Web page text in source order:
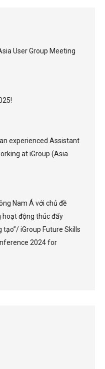
User Group Meeting
experienced Assistant
at iGroup (Asia
Nam Á với chủ đề
hoạt động thúc đẩy
iGroup Future Skills
2024 for